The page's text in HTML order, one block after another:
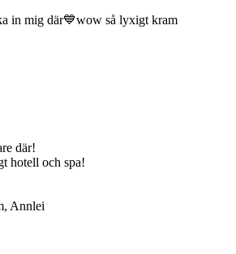
in mig där💙wow så lyxigt kram
där!
hotell och spa!
Annlei